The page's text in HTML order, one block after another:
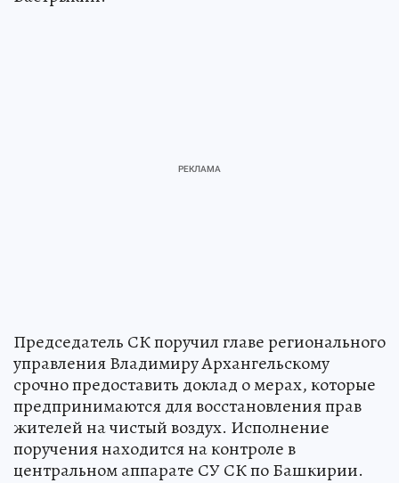
Председатель СК поручил главе регионального
управления Владимиру Архангельскому
срочно предоставить доклад о мерах, которые
предпринимаются для восстановления прав
жителей на чистый воздух. Исполнение
поручения находится на контроле в
центральном аппарате СУ СК по Башкирии.